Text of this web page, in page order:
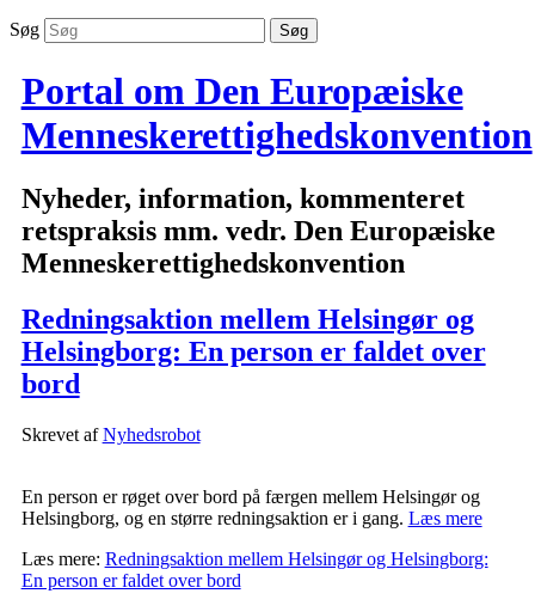
Søg
Portal om Den Europæiske
Menneskerettighedskonvention
Nyheder, information, kommenteret
retspraksis mm. vedr. Den Europæiske
Menneskerettighedskonvention
Redningsaktion mellem Helsingør og
Helsingborg: En person er faldet over
bord
Skrevet afNyhedsrobot
En person er røget over bord på færgen mellem Helsingør og
Helsingborg, og en større redningsaktion er i gang. Læs mere
Læs mere: Redningsaktion mellem Helsingør og Helsingborg:
En person er faldet over bord